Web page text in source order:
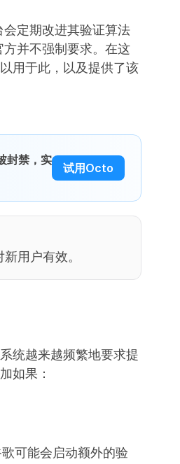
定期改进其验证算法
并不强制要求。在这
用于此，以及提供了该
封禁，实
试用Octo
用户有效。
统越来越频繁地要求提
如果：
可能会启动额外的验